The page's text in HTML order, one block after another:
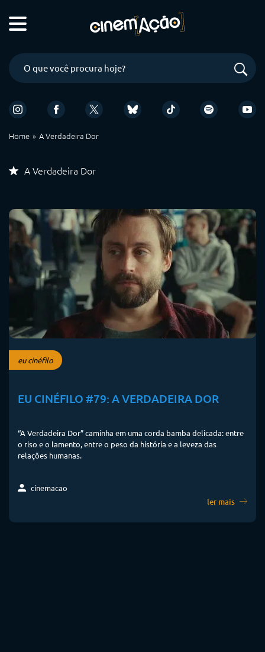
Home A Verdadeira Dor
A Verdadeira Dor
eu cinéfilo
EU CINÉFILO #79: A VERDADEIRA DOR
“A Verdadeira Dor” caminha em uma corda bamba delicada: entre
o riso e o lamento, entre o peso da história e a leveza das
relações humanas.
cinemacao
ler mais